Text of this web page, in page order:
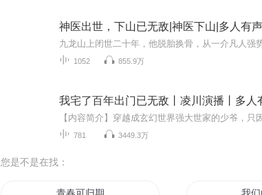
神医出世，下山已无敌|神医下山|多人有
1052 855.9万
我宅了百年出门已无敌丨凌川演播丨多人
781 3449.3万
您是不是在找：